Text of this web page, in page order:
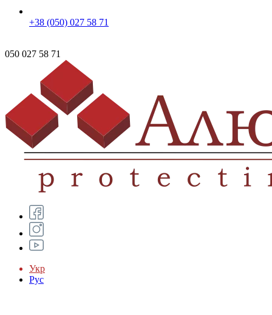
+38 (050) 027 58 71
050 027 58 71
Укр
Рус